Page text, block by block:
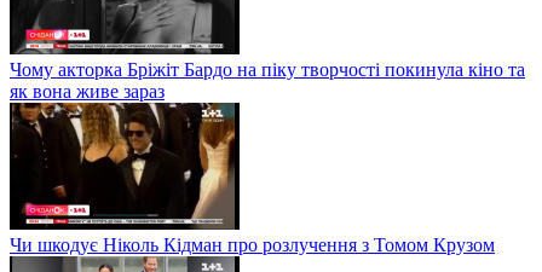
Чому акторка Бріжіт Бардо на піку творчості покинула кіно та
як вона живе зараз
Чи шкодує Ніколь Кідман про розлучення з Томом Крузом